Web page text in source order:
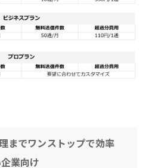
までワンストップで効率
業向け